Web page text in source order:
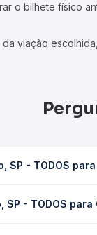
o bilhete físico
viação
- TODOS
você
- TODOS para